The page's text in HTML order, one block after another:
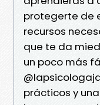
protegerte de
recursos
que te da
un poco más
prácticos y